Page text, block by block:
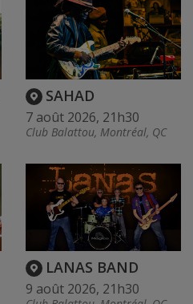
SAHAD
7 août 2026, 21h30
Club Balattou, Montréal, QC
LANAS BAND
9 août 2026, 21h30